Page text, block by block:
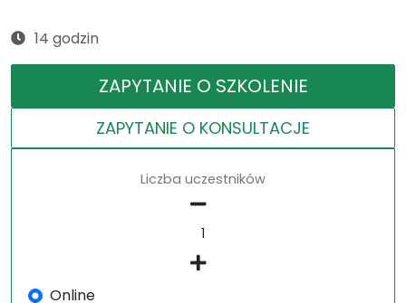
14 godzin
ZAPYTANIE O SZKOLENIE
ZAPYTANIE O KONSULTACJE
Liczba uczestników
Online